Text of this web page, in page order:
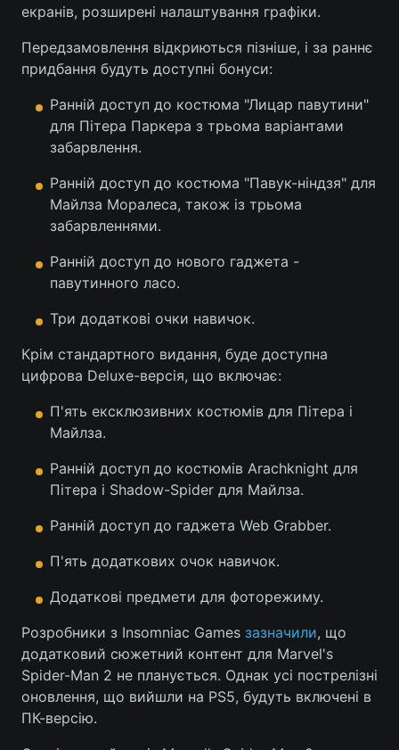
екранів, розширені налаштування графіки.
Передзамовлення відкриються пізніше, і за раннє
придбання будуть доступні бонуси:
Ранній доступ до костюма "Лицар павутини"
для Пітера Паркера з трьома варіантами
забарвлення.
Ранній доступ до костюма "Павук-ніндзя" для
Майлза Моралеса, також із трьома
забарвленнями.
Ранній доступ до нового гаджета -
павутинного ласо.
Три додаткові очки навичок.
Крім стандартного видання, буде доступна
цифрова Deluxe-версія, що включає:
П'ять ексклюзивних костюмів для Пітера і
Майлза.
Ранній доступ до костюмів Arachknight для
Пітера і Shadow-Spider для Майлза.
Ранній доступ до гаджета Web Grabber.
П'ять додаткових очок навичок.
Додаткові предмети для фоторежиму.
Розробники з Insomniac Games зазначили, що
додатковий сюжетний контент для Marvel's
Spider-Man 2 не планується. Однак усі пострелізні
оновлення, що вийшли на PS5, будуть включені в
ПК-версію.